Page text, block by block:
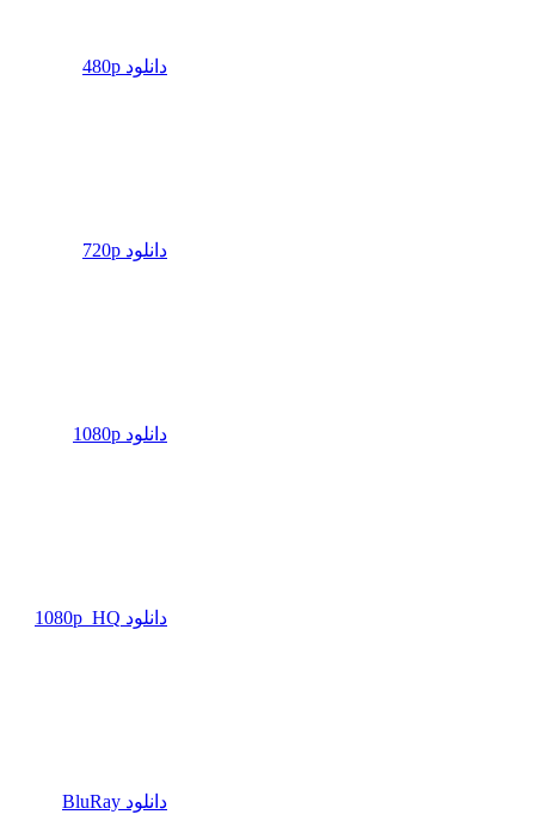
دانلود 480p
دانلود 720p
دانلود 1080p
دانلود 1080p_HQ
دانلود BluRay